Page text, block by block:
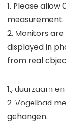
1. Please
measurement.
2. Monitors
displayed in
from real
1., duurzaam
2. Vogelbad
gehangen.